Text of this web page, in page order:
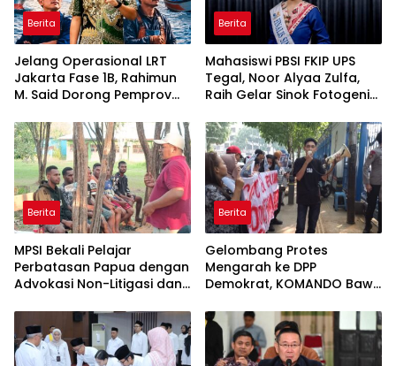
Berita
Jelang Operasional LRT
Jakarta Fase 1B, Rahimun
M. Said Dorong Pemprov
Economic Corridor
Initiative
Berita
Mahasiswi PBSI FKIP UPS
Tegal, Noor Alyaa Zulfa,
Raih Gelar Sinok Fotogenik
Berita
MPSI Bekali Pelajar
Perbatasan Papua dengan
Advokasi Non-Litigasi dan
Berita
Gelombang Protes
Mengarah ke DPP
Demokrat, KOMANDO Bawa
Dody Hanggodo